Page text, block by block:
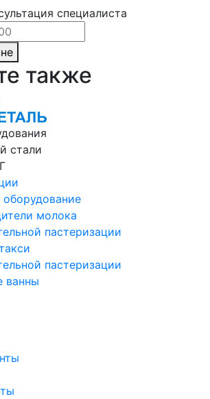
специалиста
также
стали
молока
пастеризации
пастеризации
ванны